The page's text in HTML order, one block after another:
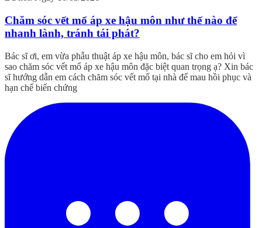
Chăm sóc vết mổ áp xe hậu môn như thế nào để
nhanh lành, tránh tái phát?
Bác sĩ ơi, em vừa phẫu thuật áp xe hậu môn, bác sĩ cho em hỏi vì
sao chăm sóc vết mổ áp xe hậu môn đặc biệt quan trọng ạ? Xin bác
sĩ hướng dẫn em cách chăm sóc vết mổ tại nhà để mau hồi phục và
hạn chế biến chứng